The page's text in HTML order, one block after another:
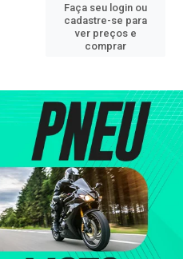
Faça seu login ou
cadastre-se para
ver preços e
comprar